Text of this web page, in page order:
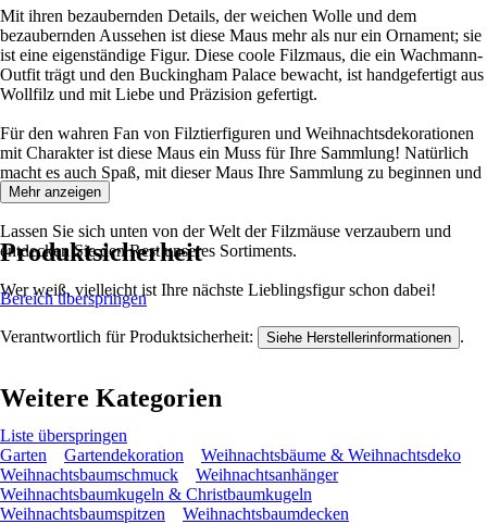
Mit ihren bezaubernden Details, der weichen Wolle und dem
bezaubernden Aussehen ist diese Maus mehr als nur ein Ornament; sie
ist eine eigenständige Figur. Diese coole Filzmaus, die ein Wachmann-
Outfit trägt und den Buckingham Palace bewacht, ist handgefertigt aus
Wollfilz und mit Liebe und Präzision gefertigt.
Für den wahren Fan von Filztierfiguren und Weihnachtsdekorationen
mit Charakter ist diese Maus ein Muss für Ihre Sammlung! Natürlich
macht es auch Spaß, mit dieser Maus Ihre Sammlung zu beginnen und
zu erweitern.
Lassen Sie sich unten von der Welt der Filzmäuse verzaubern und
entdecken Sie den Rest unseres Sortiments.
Wer weiß, vielleicht ist Ihre nächste Lieblingsfigur schon dabei!
Mehr anzeigen
Produktsicherheit
Bereich überspringen
Verantwortlich für Produktsicherheit: Siehe Herstellerinformationen .
Weitere Kategorien
Liste überspringen
Garten
Gartendekoration
Weihnachtsbäume & Weihnachtsdeko
Weihnachtsbaumschmuck
Weihnachtsanhänger
Weihnachtsbaumkugeln & Christbaumkugeln
Weihnachtsbaumspitzen
Weihnachtsbaumdecken